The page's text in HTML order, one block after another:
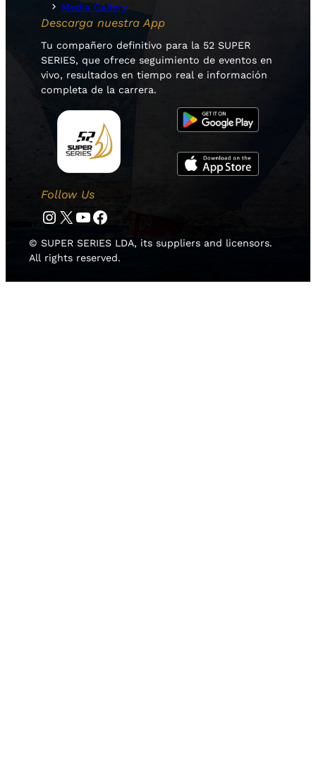
Media Gallery
Descarga nuestra App
Tu compañero definitivo para la 52 SUPER
SERIES, que ofrece seguimiento de eventos en
vivo, resultados en tiempo real e información
completa de la carrera.
Follow Us
Instagram Twitter YouTube Facebook
© SUPER SERIES LDA, its suppliers and licensors.
All rights reserved.